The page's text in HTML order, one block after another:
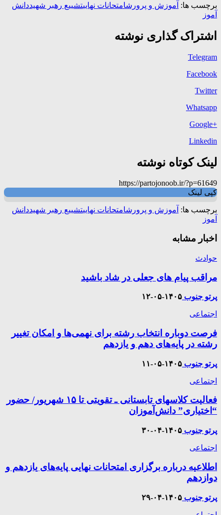
برچسب ها: آموزش و پرورشامتحانات نهاییتشییع رهبر شهیددانش
آموز
اشتراک گذاری نوشته
Telegram
Facebook
Twitter
Whatsapp
+Google
Linkedin
لینک کوتاه نوشته
https://partojonoob.ir/?p=61649
کپی لینک
برچسب ها: آموزش و پرورشامتحانات نهاییتشییع رهبر شهیددانش
آموز
اخبار مشابه
حوادث
مراقب پیام های جعلی در شاد باشید
پرتو جنوب ۱۴۰۵-۰۵-۱۲
اجتماعی
فرصت دوباره انتخاب رشته برای نهمی‌ها و امکان تغییر
رشته در پایه‌های دهم و یازدهم
پرتو جنوب ۱۴۰۵-۰۵-۱۱
اجتماعی
فعالیت کلاسهای تابستانی ـ تقویتی تا ۱۵ شهریور/ حضور
“اختیاری” دانش‌آموزان
پرتو جنوب ۱۴۰۵-۰۴-۳۰
اجتماعی
اطلاعیه درباره برگزاری امتحانات نهایی پایه‌های یازدهم و
دوازدهم
پرتو جنوب ۱۴۰۵-۰۴-۲۹